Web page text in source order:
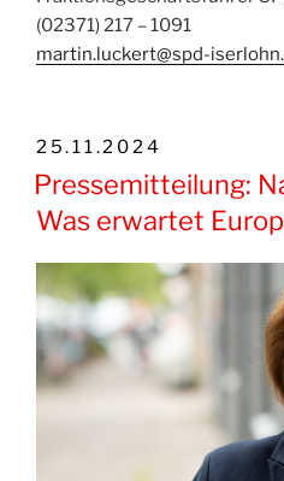
(02371) 217 – 1091
martin.luckert@spd-
VERÖFFENTLICHT
AM
25.11.2024
Pressemitteilung:
Was erwartet